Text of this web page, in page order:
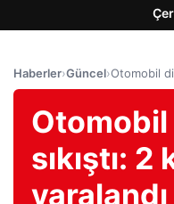
Haberler›Güncel›Otomobil
sıkıştı: 2
yaralandı